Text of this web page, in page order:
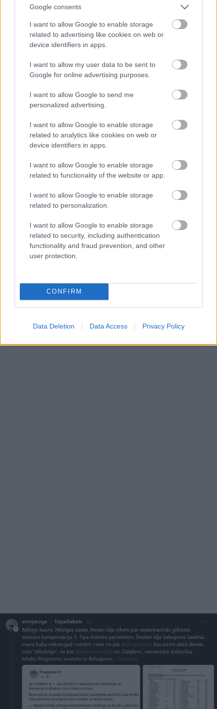
Google consents
I want to allow Google to enable storage
related to advertising like cookies on web or
device identifiers in apps.
I want to allow my user data to be sent to
Google for online advertising purposes.
I want to allow Google to send me
personalized advertising.
I want to allow Google to enable storage
related to analytics like cookies on web or
device identifiers in apps.
I want to allow Google to enable storage
related to functionality of the website or app.
I want to allow Google to enable storage
related to personalization.
I want to allow Google to enable storage
related to security, including authentication
functionality and fraud prevention, and other
user protection.
CONFIRM
Data Deletion Data Access Privacy Policy
Atcelt Ziņot